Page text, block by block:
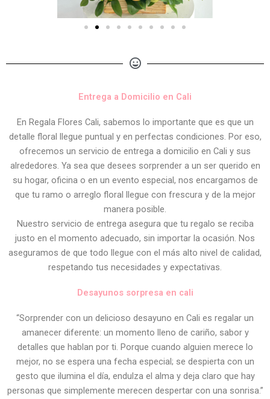
Entrega a Domicilio en Cali
En Regala Flores Cali, sabemos lo importante que es que un
detalle floral llegue puntual y en perfectas condiciones. Por eso,
ofrecemos un servicio de entrega a domicilio en Cali y sus
alrededores. Ya sea que desees sorprender a un ser querido en
su hogar, oficina o en un evento especial, nos encargamos de
que tu ramo o arreglo floral llegue con frescura y de la mejor
manera posible.
Nuestro servicio de entrega asegura que tu regalo se reciba
justo en el momento adecuado, sin importar la ocasión. Nos
aseguramos de que todo llegue con el más alto nivel de calidad,
respetando tus necesidades y expectativas.
Desayunos sorpresa en cali
“Sorprender con un delicioso desayuno en Cali es regalar un
amanecer diferente: un momento lleno de cariño, sabor y
detalles que hablan por ti. Porque cuando alguien merece lo
mejor, no se espera una fecha especial; se despierta con un
gesto que ilumina el día, endulza el alma y deja claro que hay
personas que simplemente merecen despertar con una sonrisa.”